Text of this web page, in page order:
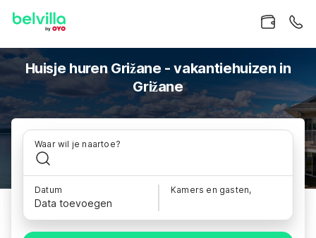
Huisje huren Grižane - vakantiehuizen in
Grižane
Waar wil je naartoe?
Datum
Data toevoegen
Kamers en gasten,